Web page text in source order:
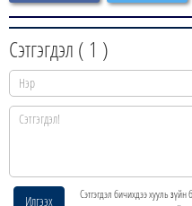
Сэтгэгдэл ( 1 )
Илгээх
Сэтгэгдэл бичихдээ хууль